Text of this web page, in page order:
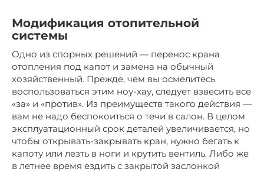
Модификация отопительной
системы
Одно из спорных решений — перенос крана
отопления под капот и замена на обычный
хозяйственный. Прежде, чем вы осмелитесь
воспользоваться этим ноу-хау, следует взвесить все
«за» и «против». Из преимуществ такого действия —
вам не надо беспокоиться о течи в салон. В целом
эксплуатационный срок деталей увеличивается, но
чтобы открывать-закрывать кран, нужно бегать к
капоту или лезть в ноги и крутить вентиль. Либо же
в летнее время ездить с закрытой заслонкой